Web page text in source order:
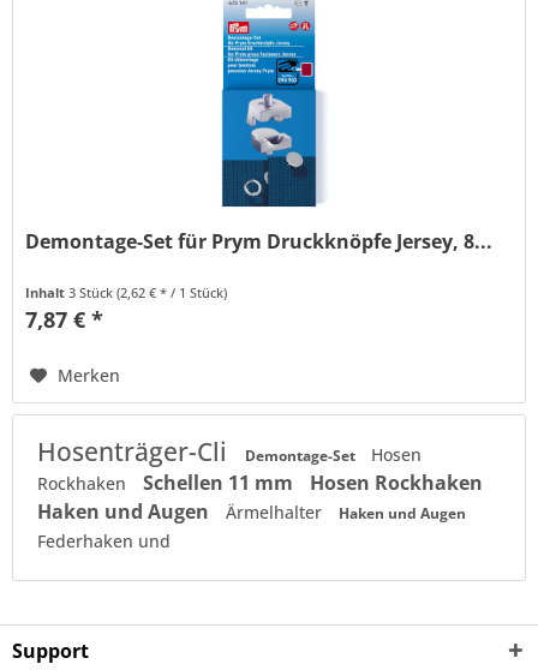
Demontage-Set für Prym Druckknöpfe Jersey, 8...
Inhalt3 Stück(2,62 € * / 1 Stück)
7,87 € *
Merken
Hosenträger-Cli Demontage-Set
Hosen
Rockhaken
Schellen 11 mm
Hosen Rockhaken
Haken und Augen
Ärmelhalter Haken und Augen
Federhaken und
Support